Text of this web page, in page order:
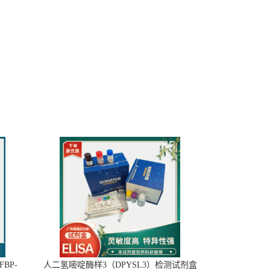
人二氢嘧啶酶样3（DPYSL3）检测试剂盒